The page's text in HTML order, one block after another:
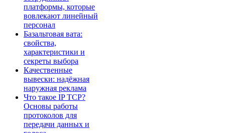
платформы, которые
вовлекают линейный
персонал
Базальтовая вата:
свойства,
характеристики и
секреты выбора
Качественные
вывески: надёжная
наружная реклама
Что такое IP TCP?
Основы работы
протоколов для
передачи данных и